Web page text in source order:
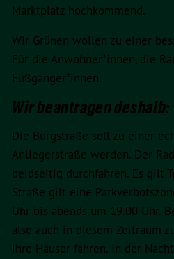
Marktplatz hochkommend.
Wir Grünen wollen zu einer
Für die Anwohner*innen, die
Fußgänger*innen.
Wir beantragen deshalb:
Die Burgstraße soll zu einer
Anliegerstraße werden. Der
beidseitig durchfahren. Es gilt
Straße gilt eine
Uhr bis abends um 19.00 Uhr.
also auch in diesem Zeitraum
ihre Häuser fahren. In der